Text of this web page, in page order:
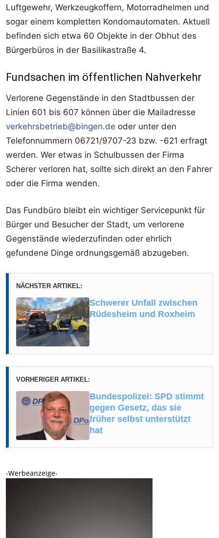
Luftgewehr, Werkzeugkoffern, Motorradhelmen und
sogar einem kompletten Kondomautomaten. Aktuell
befinden sich etwa 60 Objekte in der Obhut des
Bürgerbüros in der Basilikastraße 4.
Fundsachen im öffentlichen Nahverkehr
Verlorene Gegenstände in den Stadtbussen der
Linien 601 bis 607 können über die Mailadresse
verkehrsbetrieb@bingen.de oder unter den
Telefonnummern 06721/9707-23 bzw. -621 erfragt
werden. Wer etwas in Schulbussen der Firma
Scherer verloren hat, sollte sich direkt an den Fahrer
oder die Firma wenden.
Das Fundbüro bleibt ein wichtiger Servicepunkt für
Bürger und Besucher der Stadt, um verlorene
Gegenstände wiederzufinden oder ehrlich
gefundene Dinge ordnungsgemäß abzugeben.
NÄCHSTER ARTIKEL:
Schwerer Unfall zwischen
Rüdesheim und Roxheim
VORHERIGER ARTIKEL:
Bundespolizei: SPD stimmt
gegen Gesetz, das sie
früher selbst unterstützt
hat
-Werbeanzeige-